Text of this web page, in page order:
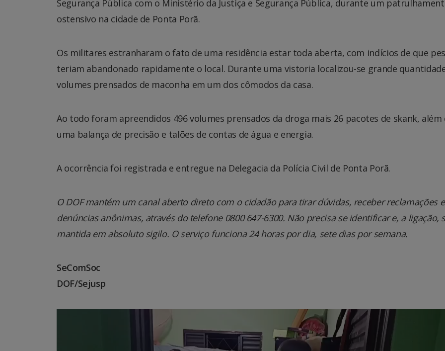
Segurança Pública com o Ministério da Justiça e Segurança Pública, durante um
ostensivo na cidade de Ponta Porã.
Os militares estranharam o fato de uma residência estar toda aberta, com indícios de que
teriam abandonado rapidamente o local. Durante uma vistoria localizou-se grande
volumes prensados de maconha em um dos cômodos da casa.
Ao todo foram apreendidos 496 volumes prensados da droga mais 26 pacotes de skank, além
uma balança de precisão e talões de contas de água e energia.
A ocorrência foi registrada e entregue na Delegacia da Polícia Civil de Ponta Porã.
O DOF mantém um canal aberto direto com o cidadão para tirar dúvidas, receber reclamações e
denúncias anônimas, através do telefone 0800 647-6300. Não precisa se identificar e, a ligação,
mantida em absoluto sigilo. O serviço funciona 24 horas por dia, sete dias por semana.
SeComSoc
DOF/Sejusp